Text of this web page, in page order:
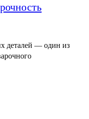
деталей — один из